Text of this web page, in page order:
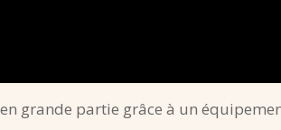
en grande partie grâce à un